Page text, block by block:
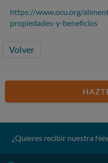
https://www.ocu.org/
propiedades-y-beneficios
Volver
¿Quieres recibir nuestra